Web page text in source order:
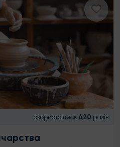
скористались 420 разів